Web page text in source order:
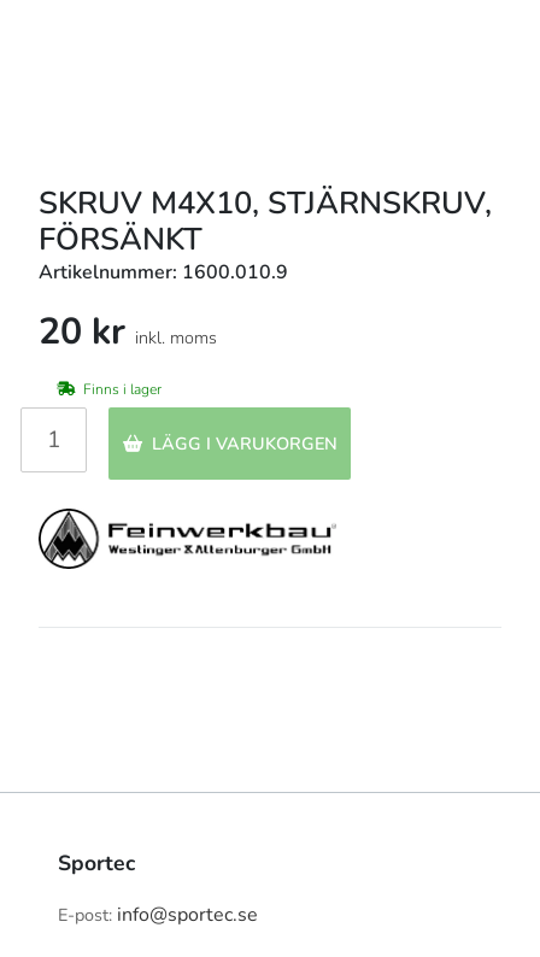
SKRUV M4X10, STJÄRNSKRUV,
FÖRSÄNKT
Artikelnummer: 1600.010.9
20 kr inkl. moms
Finns i lager
LÄGG I VARUKORGEN
Sportec
E-post: info@sportec.se